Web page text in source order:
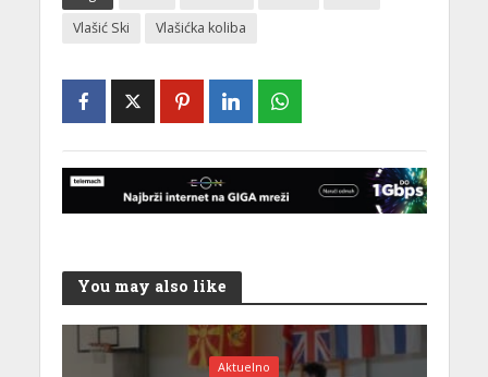
Vlašić Ski
Vlašićka koliba
You may also like
Aktuelno